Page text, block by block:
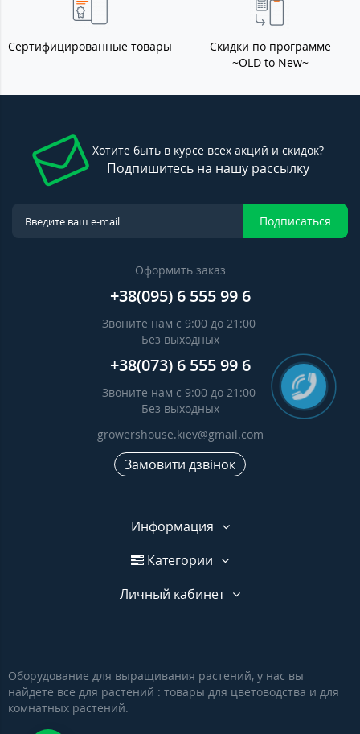
Сертифицированные товары
Скидки по программе
~OLD to New~
Хотите быть в курсе всех акций и скидок?
Подпишитесь на нашу рассылку
Подписаться
Оформить заказ
+38(095) 6 555 99 6
Звоните нам с 9:00 до 21:00
Без выходных
+38(073) 6 555 99 6
Звоните нам с 9:00 до 21:00
Без выходных
growershouse.kiev@gmail.com
Замовити дзвінок
Информация
Категории
Личный кабинет
Оборудование для выращивания растений, у нас вы
найдете все для растений : товары для цветоводства и для
комнатных растений.